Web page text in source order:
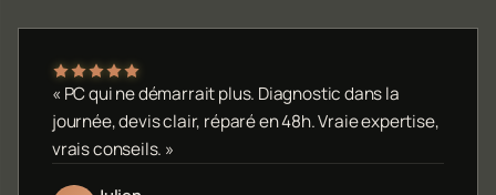
« PC qui ne démarrait plus. Diagnostic dans la
journée, devis clair, réparé en 48h. Vraie expertise,
vrais conseils. »